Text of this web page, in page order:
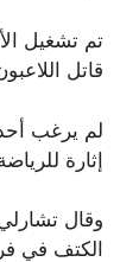
تم تشغيل
قاتل
لم يرغب
إثارة
وقال